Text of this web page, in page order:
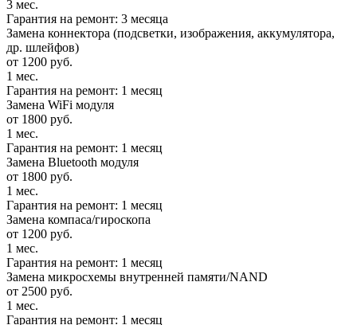
3 мес.
Гарантия на ремонт: 3 месяца
Замена коннектора (подсветки, изображения, аккумулятора,
др. шлейфов)
от 1200 руб.
1 мес.
Гарантия на ремонт: 1 месяц
Замена WiFi модуля
от 1800 руб.
1 мес.
Гарантия на ремонт: 1 месяц
Замена Bluetooth модуля
от 1800 руб.
1 мес.
Гарантия на ремонт: 1 месяц
Замена компаса/гироскопа
от 1200 руб.
1 мес.
Гарантия на ремонт: 1 месяц
Замена микросхемы внутренней памяти/NAND
от 2500 руб.
1 мес.
Гарантия на ремонт: 1 месяц